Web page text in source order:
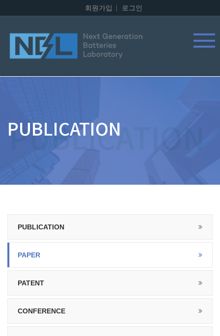
회원가입 로그인
PUBLICATION
PUBLICATION
PAPER
PATENT
CONFERENCE